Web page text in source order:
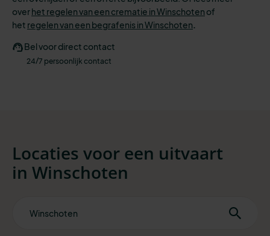
overhet regelen van een crematie in Winschoten of
het regelen van een begrafenis in Winschoten.
Bel voor direct contact
24/7 persoonlijk contact
Locaties voor een uitvaart
in Winschoten